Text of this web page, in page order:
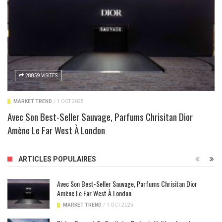
28859 VISITES
MARKET TREND / 1 OCT 2025
Avec Son Best-Seller Sauvage, Parfums Chrisitan Dior
Amène Le Far West À London
ARTICLES POPULAIRES
Avec Son Best-Seller Sauvage, Parfums Chrisitan Dior
Amène Le Far West À London
MARKET TREND / 1 OCT 2025